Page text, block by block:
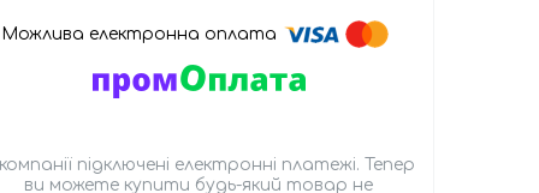
підключені електронні платежі. Тепер
ви можете купити будь-який товар не